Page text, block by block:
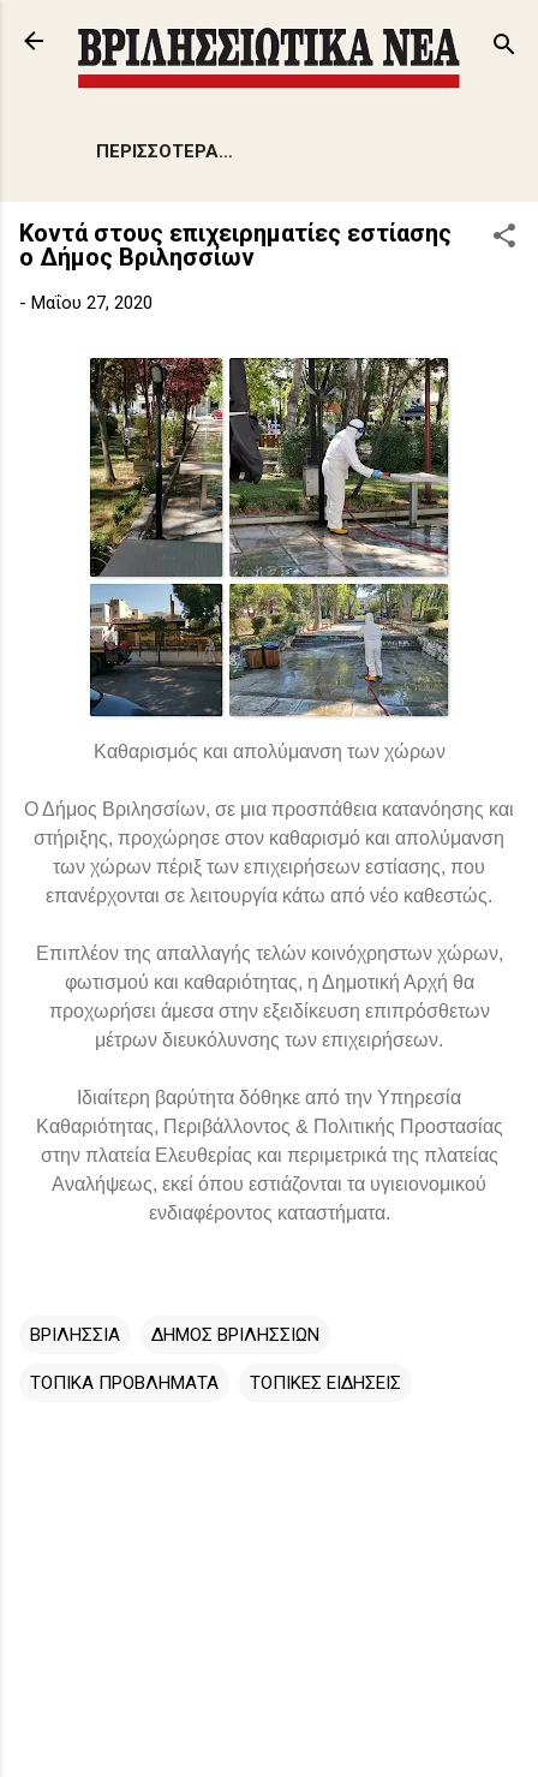
Μετάβαση στο κύριο περιεχόμενο
ΠΕΡΙΣΣΌΤΕΡΑ…
Κοντά στους επιχειρηματίες εστίασης
ο Δήμος Βριλησσίων
- Μαΐου 27, 2020
Καθαρισμός και απολύμανση των χώρων
Ο Δήμος Βριλησσίων, σε μια προσπάθεια κατανόησης και
στήριξης, προχώρησε στον καθαρισμό και απολύμανση
των χώρων πέριξ των επιχειρήσεων εστίασης, που
επανέρχονται σε λειτουργία κάτω από νέο καθεστώς.
Επιπλέον της απαλλαγής τελών κοινόχρηστων χώρων,
φωτισμού και καθαριότητας, η Δημοτική Αρχή θα
προχωρήσει άμεσα στην εξειδίκευση επιπρόσθετων
μέτρων διευκόλυνσης των επιχειρήσεων.
Ιδιαίτερη βαρύτητα δόθηκε από την Υπηρεσία
Καθαριότητας, Περιβάλλοντος & Πολιτικής Προστασίας
στην πλατεία Ελευθερίας και περιμετρικά της πλατείας
Αναλήψεως, εκεί όπου εστιάζονται τα υγιειονομικού
ενδιαφέροντος καταστήματα.
ΒΡΙΛΗΣΣΙΑ ΔΗΜΟΣ ΒΡΙΛΗΣΣΙΩΝ
ΤΟΠΙΚΑ ΠΡΟΒΛΗΜΑΤΑ ΤΟΠΙΚΕΣ ΕΙΔΗΣΕΙΣ